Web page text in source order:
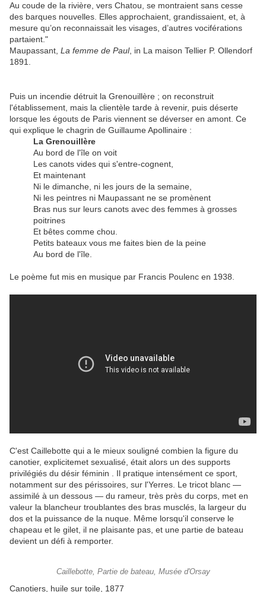
Au coude de la rivière, vers Chatou, se montraient sans cesse
des barques nouvelles. Elles approchaient, grandissaient, et, à
mesure qu’on reconnaissait les visages, d’autres vociférations
partaient."
Maupassant, La femme de Paul, in La maison Tellier P. Ollendorf
1891.
Puis un incendie détruit la Grenouillère ; on reconstruit
l'établissement, mais la clientèle tarde à revenir, puis déserte
lorsque les égouts de Paris viennent se déverser en amont. Ce
qui explique le chagrin de Guillaume Apollinaire :
La Grenouillère
Au bord de l'île on voit
Les canots vides qui s'entre-cognent,
Et maintenant
Ni le dimanche, ni les jours de la semaine,
Ni les peintres ni Maupassant ne se promènent
Bras nus sur leurs canots avec des femmes à grosses
poitrines
Et bêtes comme chou.
Petits bateaux vous me faites bien de la peine
Au bord de l'île.
Le poème fut mis en musique par Francis Poulenc en 1938.
C'est Caillebotte qui a le mieux souligné combien la figure du
canotier, explicitemet sexualisé, était alors un des supports
privilégiés du désir féminin . Il pratique intensément ce sport,
notamment sur des périssoires, sur l'Yerres. Le tricot blanc —
assimilé à un dessous — du rameur, très près du corps, met en
valeur la blancheur troublantes des bras musclés, la largeur du
dos et la puissance de la nuque. Même lorsqu'il conserve le
chapeau et le gilet, il ne plaisante pas, et une partie de bateau
devient un défi à remporter.
Caillebotte, Partie de bateau, Musée d'Orsay
Canotiers, huile sur toile, 1877